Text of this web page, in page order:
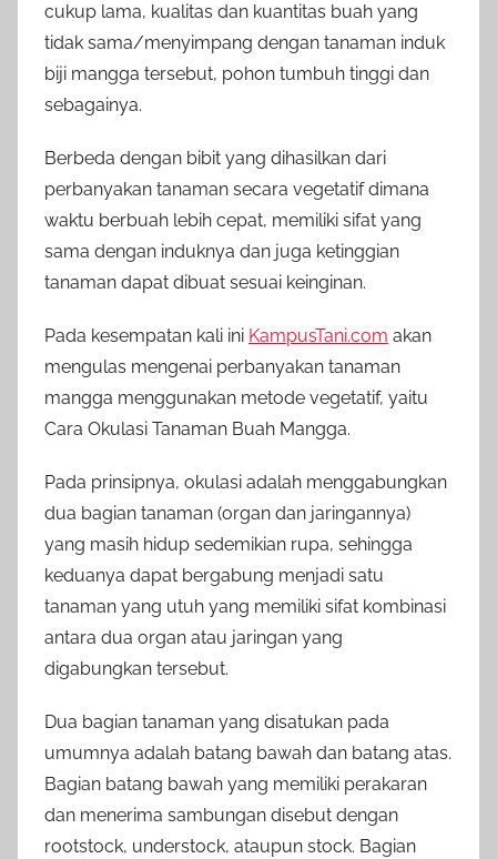
cukup lama, kualitas dan kuantitas buah yang
tidak sama/menyimpang dengan tanaman induk
biji mangga tersebut, pohon tumbuh tinggi dan
sebagainya.
Berbeda dengan bibit yang dihasilkan dari
perbanyakan tanaman secara vegetatif dimana
waktu berbuah lebih cepat, memiliki sifat yang
sama dengan induknya dan juga ketinggian
tanaman dapat dibuat sesuai keinginan.
Pada kesempatan kali ini KampusTani.com akan
mengulas mengenai perbanyakan tanaman
mangga menggunakan metode vegetatif, yaitu
Cara Okulasi Tanaman Buah Mangga.
Pada prinsipnya, okulasi adalah menggabungkan
dua bagian tanaman (organ dan jaringannya)
yang masih hidup sedemikian rupa, sehingga
keduanya dapat bergabung menjadi satu
tanaman yang utuh yang memiliki sifat kombinasi
antara dua organ atau jaringan yang
digabungkan tersebut.
Dua bagian tanaman yang disatukan pada
umumnya adalah batang bawah dan batang atas.
Bagian batang bawah yang memiliki perakaran
dan menerima sambungan disebut dengan
rootstock, understock, ataupun stock. Bagian